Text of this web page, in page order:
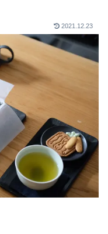
2021.12.23